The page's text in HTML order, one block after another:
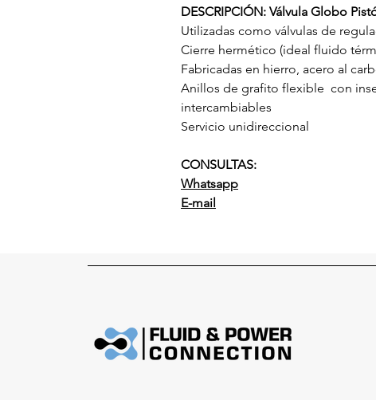
DESCRIPCIÓN: Válvula Globo
Utilizadas como válvulas de
Cierre hermético (ideal fluido
Fabricadas en hierro, acero al
Anillos de grafito flexible con
intercambiables
Servicio unidireccional
CONSULTAS:
Whatsapp
E-mail